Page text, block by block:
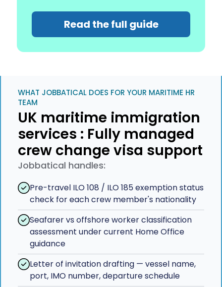
Read the full guide
WHAT JOBBATICAL DOES FOR YOUR MARITIME HR
TEAM
UK maritime immigration
services : Fully managed
crew change visa support
Jobbatical handles:
Pre-travel ILO 108 / ILO 185 exemption status
check for each crew member's nationality
Seafarer vs offshore worker classification
assessment under current Home Office
guidance
Letter of invitation drafting — vessel name,
port, IMO number, departure schedule